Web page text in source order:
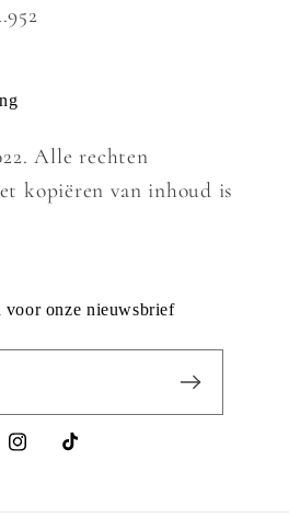
Alle rechten
kopiëren van inhoud is
onze nieuwsbrief
InstagramTikTok